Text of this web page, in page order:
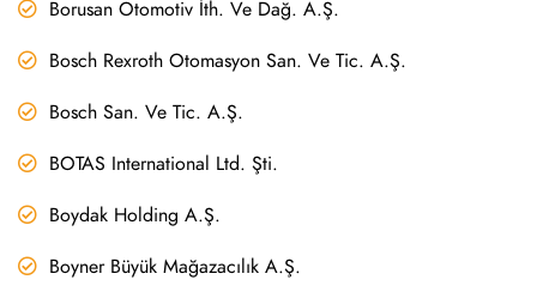
Borusan Otomotiv İth. Ve Dağ. A.Ş.
Bosch Rexroth Otomasyon San. Ve Tic. A.Ş.
Bosch San. Ve Tic. A.Ş.
BOTAS International Ltd. Şti.
Boydak Holding A.Ş.
Boyner Büyük Mağazacılık A.Ş.